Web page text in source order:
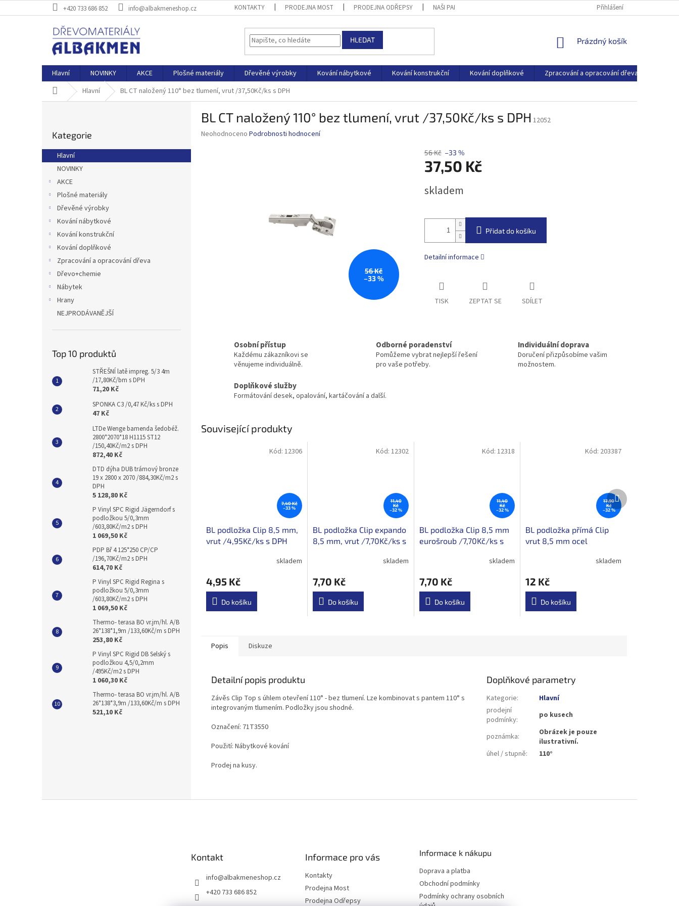
na
+420 733 686 852 info@albakmeneshop.cz KONTAKTY PRODEJNA MOST PRODEJNA ODŘEPSY NAŠI PARTNEŘI Přihlášení
HLEDAT
NÁKUPNÍ
Prázdný košík
Hlavní NOVINKY AKCE Plošné materiály Dřevěné výrobky Kování nábytkové Kování konstrukční Kování doplňkové Zpracování a opracování dřeva
Domů Hlavní BL CT naložený 110° bez tlumení, vrut /37,50Kč/ks s DPH
r
a
kategorie
Kategorie
Hlavní
NOVINKY
AKCE
Plošné materiály
Dřevěné výrobky
Kování nábytkové
Kování konstrukční
Kování doplňkové
Zpracování a opracování dřeva
Dřevo+chemie
Nábytek
Hrany
NEJPRODÁVANĚJŠÍ
Top 10 produktů
STŘEŠNÍ latě impreg. 5/3 4m
/17,80Kč/bm s DPH
71,20 Kč
SPONKA C3 /0,47 Kč/ks s DPH
47 Kč
LTDe Wenge bamenda šedobéž.
2800*2070*18 H1115 ST12
/150,40Kč/m2 s DPH
872,40 Kč
DTD dýha DUB trámový bronze
19 x 2800 x 2070 /884,30Kč/m2 s
DPH
5 128,80 Kč
P Vinyl SPC Rigid Jägerndorf s
podložkou 5/0,3mm
/603,80Kč/m2 s DPH
1 069,50 Kč
PDP Bř 4 125*250 CP/CP
/196,70Kč/m2 s DPH
614,70 Kč
P Vinyl SPC Rigid Regina s
podložkou 5/0,3mm
/603,80Kč/m2 s DPH
1 069,50 Kč
Thermo- terasa BO vr.jm/hl. A/B
26*138*1,9m /133,60Kč/m s DPH
253,80 Kč
P Vinyl SPC Rigid DB Selský s
podložkou 4,5/0,2mm
/495Kč/m2 s DPH
1 060,30 Kč
Thermo- terasa BO vr.jm/hl. A/B
26*138*3,9m /133,60Kč/m s DPH
521,10 Kč
BL CT naložený 110° bez tlumení, vrut /37,50Kč/ks s DPH 12052
Průměrné
Neohodnoceno Podrobnosti hodnocení
56 Kč
–33 %
56 Kč –33 %
37,50 Kč
cena:
skladem
Přidat do košíku
Detailní informace
TISK ZEPTAT SE SDÍLET
Osobní přístup
Každému zákazníkovi se
věnujeme individuálně.
Odborné poradenství
Pomůžeme vybrat nejlepší řešení
pro vaše potřeby.
Individuální doprava
Doručení přizpůsobíme vašim
možnostem.
Doplňkové služby
Formátování desek, opalování, kartáčování a další.
Související produkty
7,40 Kč
–33 %
BL podložka Clip 8,5 mm,
vrut /4,95Kč/ks s DPH
skladem
4,95 Kč
Do košíku
Kód: 12306
11,40
Kč
–32 %
BL podložka Clip expando
8,5 mm, vrut /7,70Kč/ks s
skladem
7,70 Kč
Do košíku
Kód: 12302
11,40
Kč
–32 %
BL podložka Clip 8,5 mm
eurošroub /7,70Kč/ks s
skladem
7,70 Kč
Do košíku
Kód:12318
17,90
Kč
–32 %
BL podložka přímá Clip
vrut 8,5 mm ocel
skladem
12 Kč
Do košíku
Kód: 203387
Další
produkt
Popis Diskuze
Detailní popis produktu
Závěs Clip Top s úhlem otevření 110° - bez tlumení. Lze kombinovat s pantem 110° s
integrovaným tlumením. Podložky jsou shodné.
Označení: 71T3550
Použití: Nábytkové kování
Prodej na kusy.
Doplňkové parametry
Kategorie:
Hlavní
prodejní
podmínky: po kusech
poznámka:
Obrázek je pouze
ilustrativní.
úhel / stupně: 110°
Kontakt
info@albakmeneshop.cz
+420 733 686 852
Informace pro vás
Kontakty
Prodejna Most
Prodejna Odřepsy
Informace k nákupu
Doprava a platba
Obchodní podmínky
Podmínky ochrany osobních